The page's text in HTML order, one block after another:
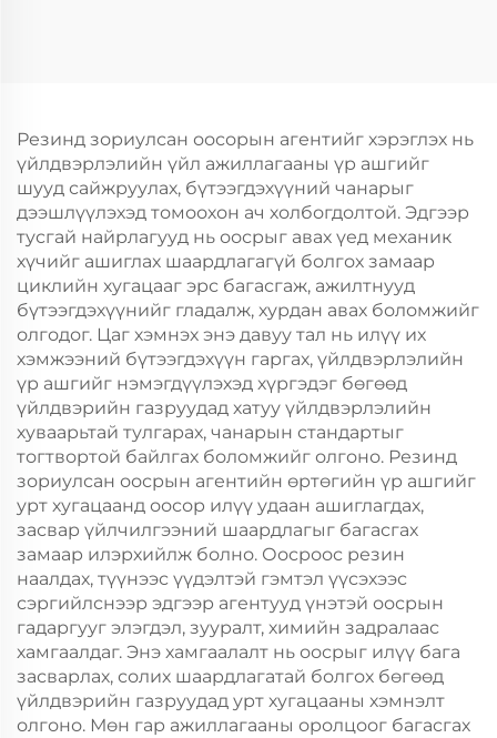
Резинд зориулсан оосорын агентийг хэрэглэх нь
үйлдвэрлэлийн үйл ажиллагааны үр ашгийг
шууд сайжруулах, бүтээгдэхүүний чанарыг
дээшлүүлэхэд томоохон ач холбогдолтой. Эдгээр
тусгай найрлагууд нь оосрыг авах үед механик
хүчийг ашиглах шаардлагагүй болгох замаар
циклийн хугацааг эрс багасгаж, ажилтнууд
бүтээгдэхүүнийг гладалж, хурдан авах боломжийг
олгодог. Цаг хэмнэх энэ давуу тал нь илүү их
хэмжээний бүтээгдэхүүн гаргах, үйлдвэрлэлийн
үр ашгийг нэмэгдүүлэхэд хүргэдэг бөгөөд
үйлдвэрийн газруудад хатуу үйлдвэрлэлийн
хуваарьтай тулгарах, чанарын стандартыг
тогтвортой байлгах боломжийг олгоно. Резинд
зориулсан оосрын агентийн өртөгийн үр ашгийг
урт хугацаанд оосор илүү удаан ашиглагдах,
засвар үйлчилгээний шаардлагыг багасгах
замаар илэрхийлж болно. Оосроос резин
наалдах, түүнээс үүдэлтэй гэмтэл үүсэхээс
сэргийлснээр эдгээр агентууд үнэтэй оосрын
гадаргууг элэгдэл, зууралт, химийн задралаас
хамгаалдаг. Энэ хамгаалалт нь оосрыг илүү бага
засварлах, солих шаардлагатай болгох бөгөөд
үйлдвэрийн газруудад урт хугацааны хэмнэлт
олгоно. Мөн гар ажиллагааны оролцоог багасгах